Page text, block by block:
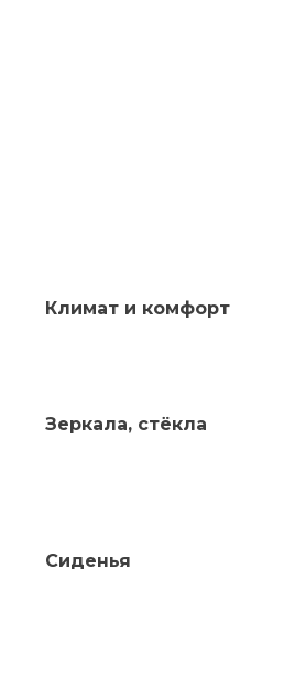
Климат и комфорт
Зеркала, стёкла
Сиденья